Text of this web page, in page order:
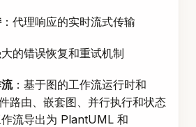
：代理响应的实时流式传输
大的错误恢复和重试机制
：基于图的工作流运行时和
路由、嵌套图、并行执行和状态
流导出为 PlantUML 和